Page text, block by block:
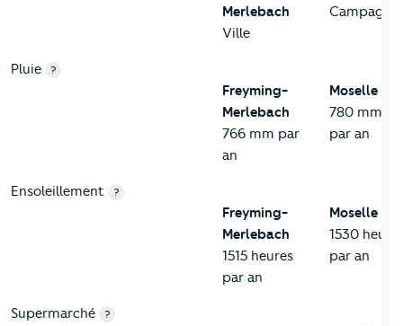
Merlebach
Ville
Campagne
Pluie ?
Freyming-
Merlebach
766 mm par
an
Moselle
780 mm
par an
Ensoleillement ?
Freyming-
Merlebach
1515 heures
par an
Moselle
1530
par an
Supermarché ?